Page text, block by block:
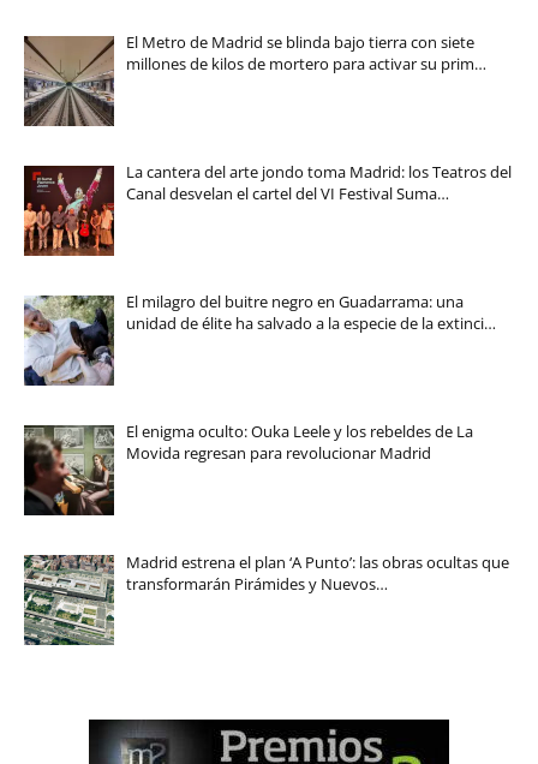
El Metro de Madrid se blinda bajo tierra con siete
millones de kilos de mortero para activar su prim…
La cantera del arte jondo toma Madrid: los Teatros del
Canal desvelan el cartel del VI Festival Suma…
El milagro del buitre negro en Guadarrama: una
unidad de élite ha salvado a la especie de la extinci…
El enigma oculto: Ouka Leele y los rebeldes de La
Movida regresan para revolucionar Madrid
Madrid estrena el plan ‘A Punto’: las obras ocultas que
transformarán Pirámides y Nuevos…